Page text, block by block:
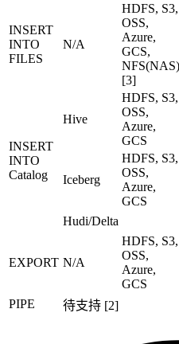
INSERT
INTO
FILES
N/A
HDFS, S3,
OSS,
Azure,
GCS,
NFS(NAS)
[3]
INSERT
INTO
Catalog
Hive
HDFS, S3,
OSS,
Azure,
GCS
Iceberg
HDFS, S3,
OSS,
Azure,
GCS
Hudi/Delta
EXPORT N/A
HDFS, S3,
OSS,
Azure,
GCS
PIPE 待支持 [2]